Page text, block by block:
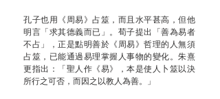
孔子也用《周易》占筮，而且水平甚高，但他
明言「求其德義而已」。荀子提出「善為易者
不占」，正是點明善於《周易》哲理的人無須
占筮，已能通過易理掌握人事物的變化。朱熹
更指出：「聖人作《易》，本是使人卜筮以決
所行之可否，而因之以教人為善。」